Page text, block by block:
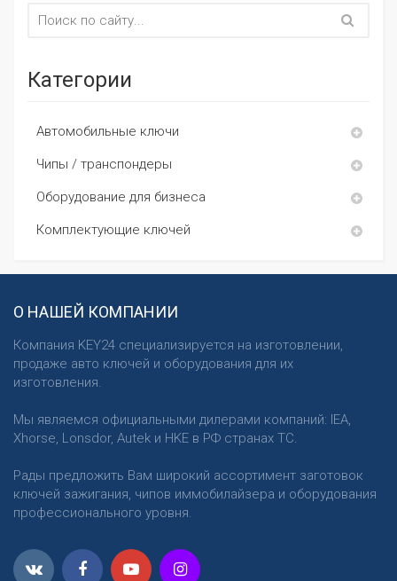
Категории
Автомобильные ключи
Чипы / транспондеры
Оборудование для бизнеса
Комплектующие ключей
О НАШЕЙ КОМПАНИИ
Компания KEY24 специализируется на изготовлении,
продаже авто ключей и оборудования для их
изготовления.
Мы являемся официальными дилерами компаний: IEA,
Xhorse, Lonsdor, Autek и HKE в РФ странах ТС.
Рады предложить Вам широкий ассортимент заготовок
ключей зажигания, чипов иммобилайзера и оборудования
профессионального уровня.